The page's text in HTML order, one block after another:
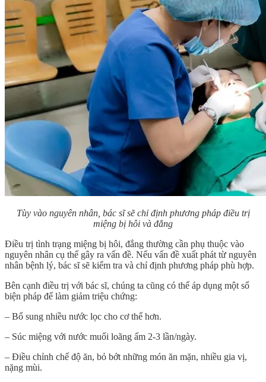
Tùy vào nguyên nhân, bác sĩ sẽ chỉ định phương pháp điều trị
miệng bị hôi và đắng
Điều trị tình trạng miệng bị hôi, đắng thường cần phụ thuộc vào
nguyên nhân cụ thể gây ra vấn đề. Nếu vấn đề xuất phát từ nguyên
nhân bệnh lý, bác sĩ sẽ kiểm tra và chỉ định phương pháp phù hợp.
Bên cạnh điều trị với bác sĩ, chúng ta cũng có thể áp dụng một số
biện pháp để làm giảm triệu chứng:
– Bổ sung nhiều nước lọc cho cơ thể hơn.
– Súc miệng với nước muối loãng ấm 2-3 lần/ngày.
– Điều chỉnh chế độ ăn, bỏ bớt những món ăn mặn, nhiều gia vị,
nặng mùi.